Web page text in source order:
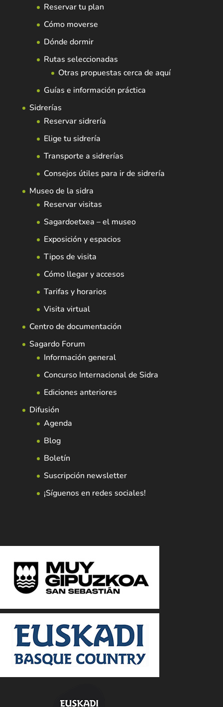
Reservar tu plan
Cómo moverse
Dónde dormir
Rutas seleccionadas
Otras propuestas cerca de aquí
Guías e información práctica
Sidrerías
Reservar sidrería
Elige tu sidrería
Transporte a sidrerías
Consejos útiles para ir de sidrería
Museo de la sidra
Reservar visitas
Sagardoetxea – el museo
Exposición y espacios
Tipos de visita
Cómo llegar y accesos
Tarifas y horarios
Visita virtual
Centro de documentación
Sagardo Forum
Información general
Concurso Internacional de Sidra
Ediciones anteriores
Difusión
Agenda
Blog
Boletín
Suscripción newsletter
¡Síguenos en redes sociales!